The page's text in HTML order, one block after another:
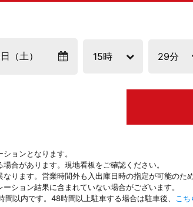
ョンとなります。
合があります。現地看板をご確認ください。
ります。営業時間外も入出庫日時の指定が可能の
ション結果に含まれていない場合がございます。
間以内です。48時間以上駐車する場合は駐車後、
こち